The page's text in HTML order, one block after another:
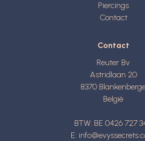
Piercings
Contact
Contact
Reuter Bv
Astridlaan 20
8370
België
BTW: BE 0426 727
E: